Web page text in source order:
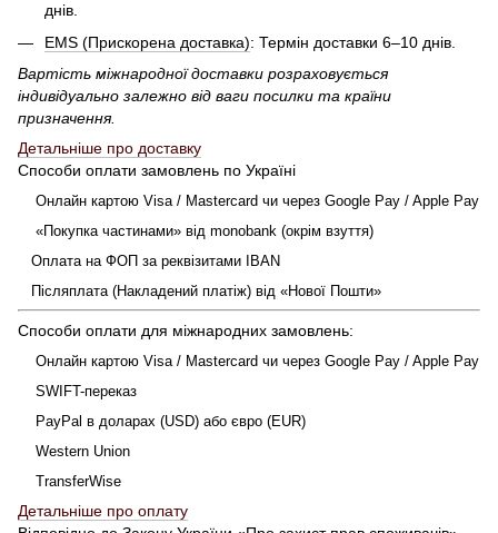
днів.
EMS (Прискорена доставка): Термін доставки 6–10 днів.
Вартість міжнародної доставки розраховується
індивідуально залежно від ваги посилки та країни
призначення.
Детальніше про доставку
Способи оплати замовлень по Україні
Онлайн картою Visa / Mastercard чи через Google Pay / Apple Pay
«Покупка частинами» від monobank (окрім взуття)
Оплата на ФОП за реквізитами IBAN
Післяплата (Накладений платіж) від «Нової Пошти»
Способи оплати для міжнародних замовлень:
Онлайн картою Visa / Mastercard чи через Google Pay / Apple Pay
SWIFT-переказ
PayPal в доларах (USD) або євро (EUR)
Western Union
TransferWise
Детальніше про оплату